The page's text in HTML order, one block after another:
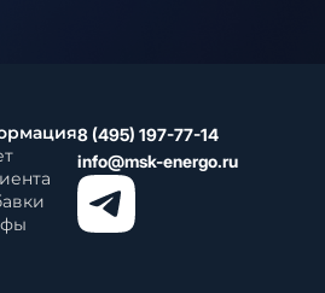
8 (495) 197-77-14
info@msk-energo.ru